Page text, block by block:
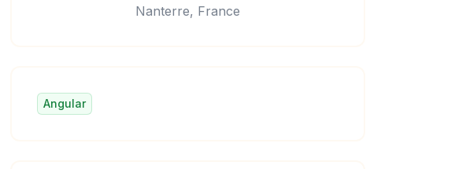
Nanterre, France
Angular